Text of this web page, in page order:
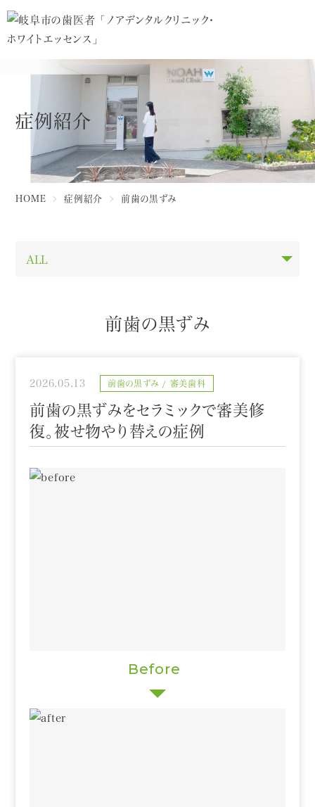
症例紹介
HOME 症例紹介 前歯の黒ずみ
前歯の黒ずみ
2026.05.13 前歯の黒ずみ 審美歯科
前歯の黒ずみをセラミックで審美修
復。被せ物やり替えの症例
Before